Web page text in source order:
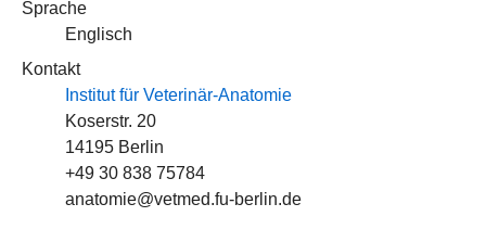
Sprache
Englisch
Kontakt
Institut für Veterinär-Anatomie
Koserstr. 20
14195 Berlin
+49 30 838 75784
anatomie@vetmed.fu-berlin.de